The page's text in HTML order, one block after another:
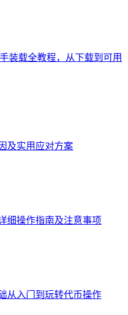
装载全教程，从下载到可用
及实用应对方案
细操作指南及注意事项
从入门到玩转代币操作